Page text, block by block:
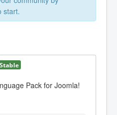
start.
Stable
Pack for Joomla!